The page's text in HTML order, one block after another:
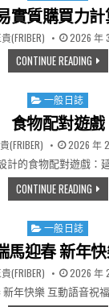
實質購買力計
(FRIBER) 2026 年
CONTINUE READING簡
Posted in
一般日誌
食物配對遊戲
(FRIBER) 2026 年
計的食物配對遊戲：
CONTINUE READING食
Posted in
一般日誌
馬迎春 新年
(FRIBER) 2026 年
新年快樂 互動語音祝